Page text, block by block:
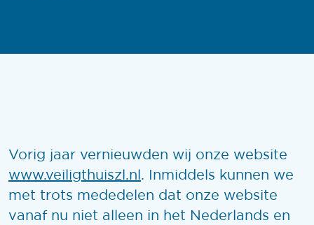
Vorig jaar vernieuwden wij onze website
www.veiligthuiszl.nl. Inmiddels kunnen we
met trots mededelen dat onze website
vanaf nu niet alleen in het Nederlands en